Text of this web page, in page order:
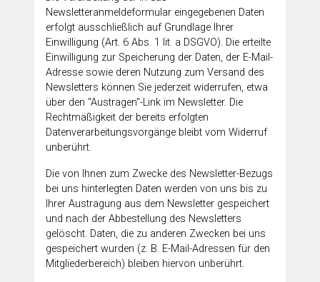
Newsletteranmeldeformular eingegebenen Daten
erfolgt ausschließlich auf Grundlage Ihrer
Einwilligung (Art. 6 Abs. 1 lit. a DSGVO). Die erteilte
Einwilligung zur Speicherung der Daten, der E-Mail-
Adresse sowie deren Nutzung zum Versand des
Newsletters können Sie jederzeit widerrufen, etwa
über den "Austragen"-Link im Newsletter. Die
Rechtmäßigkeit der bereits erfolgten
Datenverarbeitungsvorgänge bleibt vom Widerruf
unberührt.
Die von Ihnen zum Zwecke des Newsletter-Bezugs
bei uns hinterlegten Daten werden von uns bis zu
Ihrer Austragung aus dem Newsletter gespeichert
und nach der Abbestellung des Newsletters
gelöscht. Daten, die zu anderen Zwecken bei uns
gespeichert wurden (z. B. E-Mail-Adressen für den
Mitgliederbereich) bleiben hiervon unberührt.